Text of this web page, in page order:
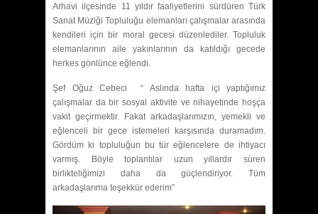
Arhavi ilçesinde 11 yıldır faaliyetlerini sürdüren Türk
Sanat Müziği Topluluğu elemanları çalışmalar arasında
kendileri için bir moral gecesi düzenlediler. Topluluk
elemanlarının aile yakınlarının da katıldığı gecede
herkes gönlünce eğlendi.
Şef Oğuz Cebeci “ Aslında hafta içi yaptığımız
çalışmalar da bir sosyal aktivite ve nihayetinde hoşça
vakit geçirmektir. Fakat arkadaşlarımızın, yemekli ve
eğlenceli bir gece istemeleri karşısında duramadım.
Gördüm ki topluluğun bu tür eğlencelere de ihtiyacı
varmış. Böyle toplantılar uzun yıllardır süren
birlikteliğimizi daha da güçlendiriyor. Tüm
arkadaşlarıma teşekkür ederim”